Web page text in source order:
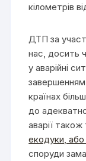
кілометрів
ДТП за
нас, досить
у аварійні
країнах
до
аварії
екодуки,
споруди